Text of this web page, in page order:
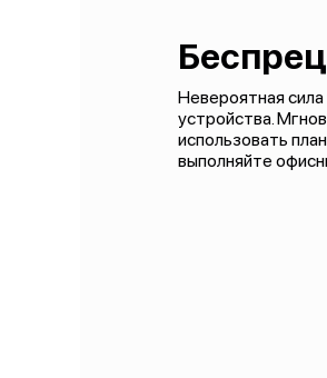
Невероятная
устройства.
использовать
выполняйте